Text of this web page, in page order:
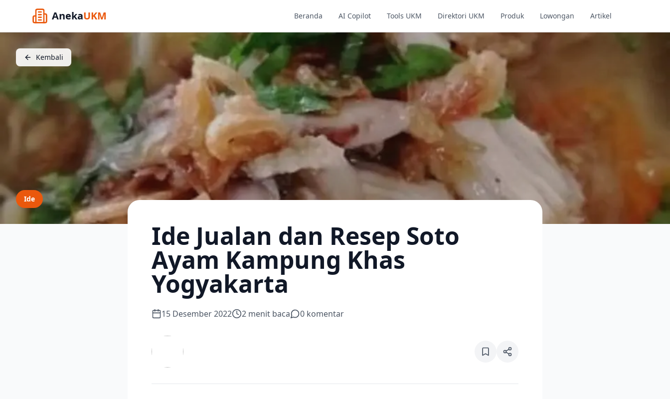
AnekaUKM Beranda AI Copilot Tools UKM Direktori UKM Produk Lowongan Artikel
Kembali
Ide
Ide Jualan dan Resep Soto
Ayam Kampung Khas
Yogyakarta
15 Desember 2022 2 menit baca 0 komentar